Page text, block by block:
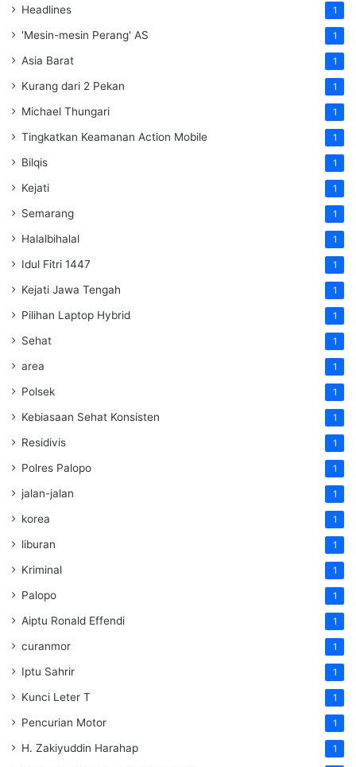
Headlines 1
'Mesin-mesin Perang' AS 1
Asia Barat 1
Kurang dari 2 Pekan 1
Michael Thungari 1
Tingkatkan Keamanan Action Mobile 1
Bilqis 1
Kejati 1
Semarang 1
Halalbihalal 1
Idul Fitri 1447 1
Kejati Jawa Tengah 1
Pilihan Laptop Hybrid 1
Sehat 1
area 1
Polsek 1
Kebiasaan Sehat Konsisten 1
Residivis 1
Polres Palopo 1
jalan-jalan 1
korea 1
liburan 1
Kriminal 1
Palopo 1
Aiptu Ronald Effendi 1
curanmor 1
Iptu Sahrir 1
Kunci Leter T 1
Pencurian Motor 1
H. Zakiyuddin Harahap 1